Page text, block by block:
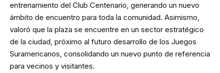
entrenamiento del Club Centenario, generando un nuevo
ámbito de encuentro para toda la comunidad. Asimismo,
valoró que la plaza se encuentre en un sector estratégico
de la ciudad, próximo al futuro desarrollo de los Juegos
Suramericanos, consolidando un nuevo punto de referencia
para vecinos y visitantes.